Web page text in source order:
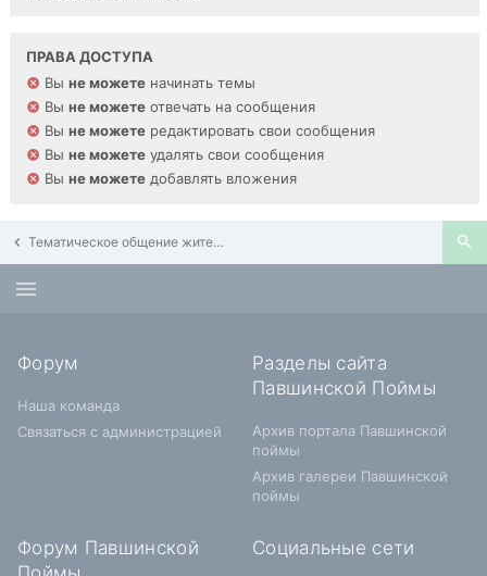
ПРАВА ДОСТУПА
Вы не можете начинать темы
Вы не можете отвечать на сообщения
Вы не можете редактировать свои сообщения
Вы не можете удалять свои сообщения
Вы не можете добавлять вложения
Тематическое общение жителей Павшинской Поймы
Форум
Наша команда
Связаться с администрацией
Разделы сайта
Павшинской Поймы
Архив портала Павшинской
поймы
Архив галереи Павшинской
поймы
Форум Павшинской
Социальные сети